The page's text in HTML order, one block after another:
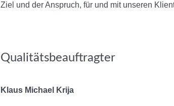
Ziel und der Anspruch, für und mit unseren
Qualitätsbeauftragter
Klaus Michael Krija